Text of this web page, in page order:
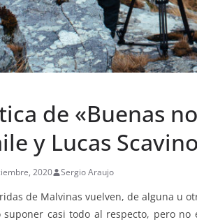
de «Buenas
y Lucas
2020 Sergio Araujo
de Malvinas vuelven, de alguna u
suponer casi todo al respecto, pero no